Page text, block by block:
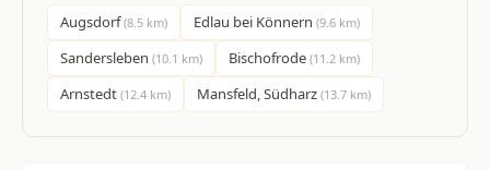
Augsdorf(8.5 km) Edlau bei Könnern (9.6 km)
Sandersleben (10.1 km) Bischofrode (11.2 km)
Arnstedt (12.4 km) Mansfeld, Südharz (13.7 km)